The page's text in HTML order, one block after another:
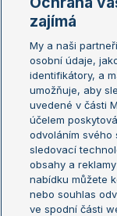
Žebříčky
Žebříček ATP (muži)
Žebříček WTA (ženy)
Sázkařský žebříček
Aktualní trendy
Fotbalové přestupy
zajímá
My a naši partneři
osobní údaje,
identifikátory, a
umožňuje, aby
uvedené v části
účelem
odvoláním svého
sledovací
obsahy a
nabídku můžete
nebo souhlas
ve spodní části